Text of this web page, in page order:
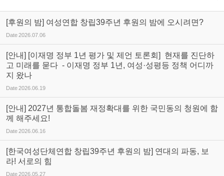
[후원의 밤] 여성연합 창립39주년 후원의 밤에 오시려면?
Date2026.07.06
[안내] [이재명 정부 1년 평가 및 제언 토론회] 현재를 진단하
고 미래를 묻다 - 이재명 정부 1년, 여성·성평등 정책 어디까
지 왔나
Date2026.06.19
[안내] 2027년 통합돌봄 재정확대를 위한 국민동의 청원에 함
께 해주세요!
Date2026.06.16
[한국여성단체연합 창립39주년 후원의 밤] 연대의 파동, 보
라! 서로의 힘
Date2026.05.27